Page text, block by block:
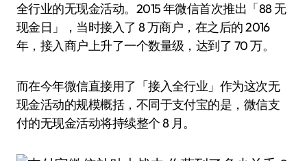
全行业的无现金活动。2015 年微信首次推出「88 无
现金日」，当时接入了 8 万商户，在之后的 2016
年，接入商户上升了一个数量级，达到了 70 万。
而在今年微信直接用了「接入全行业」作为这次无
现金活动的规模概括，不同于支付宝的是，微信支
付的无现金活动将持续整个 8 月。